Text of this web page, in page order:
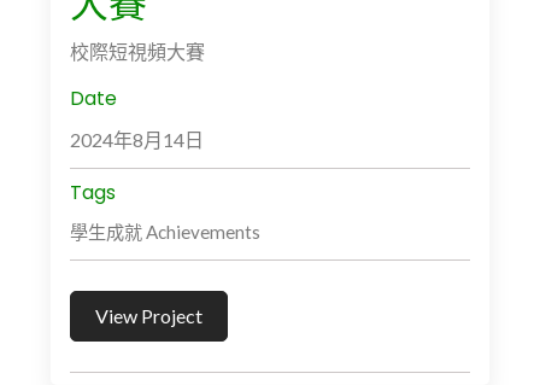
校際短視頻大賽
Date
2024年8月14日
Tags
學生成就 Achievements
View Project